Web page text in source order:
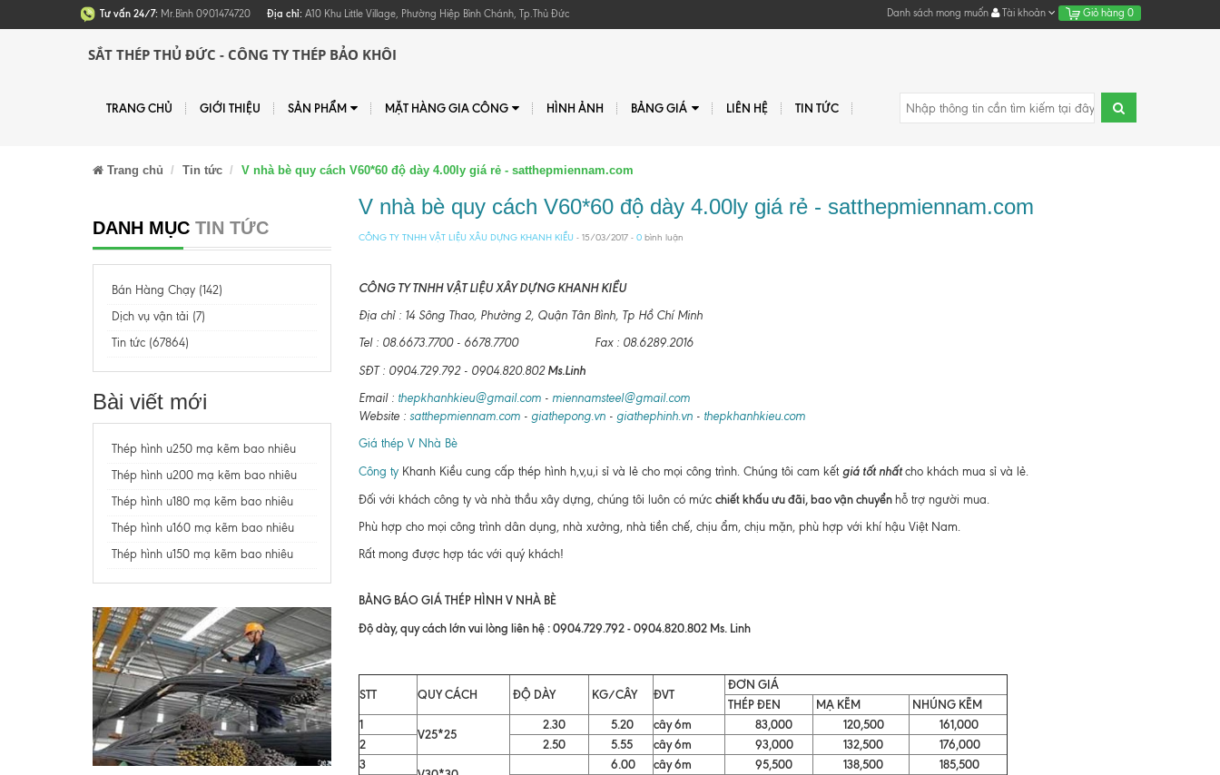
Tư vấn 24/7: Mr.Bình 0901474720 Địa chỉ: A10 Khu Little Village, Phường Hiệp Bình Chánh, Tp.Thủ Đức Danh sách mong muốn Tài khoản Giỏ hàng 0
SẮT THÉP THỦ ĐỨC - CÔNG TY THÉP BẢO KHÔI
TRANG CHỦ GIỚI THIỆU SẢN PHẨM MẶT HÀNG GIA CÔNG HÌNH ẢNH BẢNG GIÁ LIÊN HỆ TIN TỨC
Trang chủ Tin tức V nhà bè quy cách V60*60 độ dày 4.00ly giá rẻ - satthepmiennam.com
DANH MỤC TIN TỨC
Bán Hàng Chạy (142)
Dịch vụ vận tải (7)
Tin tức (67864)
Bài viết mới
Thép hình u250 mạ kẽm bao nhiêu
Thép hình u200 mạ kẽm bao nhiêu
Thép hình u180 mạ kẽm bao nhiêu
Thép hình u160 mạ kẽm bao nhiêu
Thép hình u150 mạ kẽm bao nhiêu
V nhà bè quy cách V60*60 độ dày 4.00ly giá rẻ - satthepmiennam.com
CÔNG TY TNHH VẬT LIỆU XÂU DỰNG KHANH KIỀU - 15/03/2017 - 0bình luận
CÔNG TY TNHH VẬT LIỆU XÂY DỰNG KHANH KIỀU
Địa chỉ : 14 Sông Thao, Phường 2, Quận Tân Bình, Tp Hồ Chí Minh
Tel : 08.6673.7700 - 6678.7700 Fax : 08.6289.2016
SĐT : 0904.729.792 - 0904.820.802Ms.Linh
Email : thepkhanhkieu@gmail.com- miennamsteel@gmail.com
Website : satthepmiennam.com- giathepong.vn- giathephinh.vn- thepkhanhkieu.com
Giá thép V Nhà Bè
Công tyKhanh Kiều cung cấp thép hình h,v,u,i sỉ và lẻ cho mọi công trình. Chúng tôi cam kết giá tốt nhấtcho khách mua sỉ và lẻ.
Đối với khách công ty và nhà thầu xây dựng, chúng tôi luôn có mức chiết khấu ưu đãi, bao vận chuyển hỗ trợ người mua.
Phù hợp cho mọi công trình dân dụng, nhà xưởng, nhà tiền chế, chịu ẩm, chịu mặn, phù hợp với khí hậu Việt Nam.
Rất mong được hợp tác với quý khách!
BẢNG BÁO GIÁ THÉP HÌNH V NHÀ BÈ
Độ dày, quy cách lớn vui lòng liên hệ : 0904.729.792 - 0904.820.802 Ms. Linh
STT QUY CÁCH ĐỘ DÀY KG/CÂY ĐVT
ĐƠN GIÁ
THÉP ĐEN
MẠ KẼM
NHÚNG KẼM
1
V25*25
2.30 5.20 cây 6m 83,000 120,500
161,000
2
2.50 5.55 cây 6m 93,000 132,500
176,000
3
6.00 cây 6m 95,500 138,500
185,500